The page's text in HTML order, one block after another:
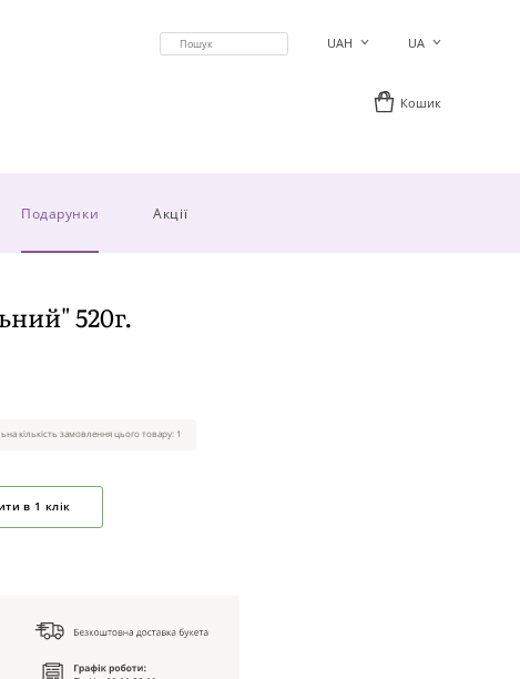
UAH UA
Кошик
Подарунки Акції
520г.
кількість замовлення цього товару: 1
в 1 клік